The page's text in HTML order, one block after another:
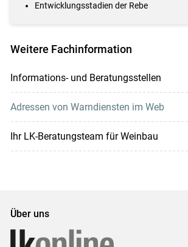
Entwicklungsstadien der Rebe
Weitere Fachinformation
Informations- und Beratungsstellen
Adressen von Warndiensten im Web
Ihr LK-Beratungsteam für Weinbau
Über uns